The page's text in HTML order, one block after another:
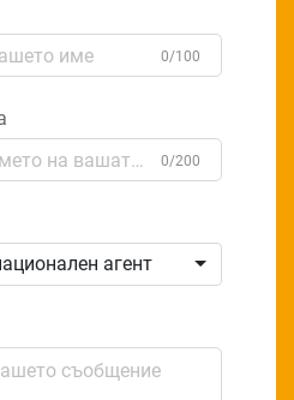
0/100
0/200
агент